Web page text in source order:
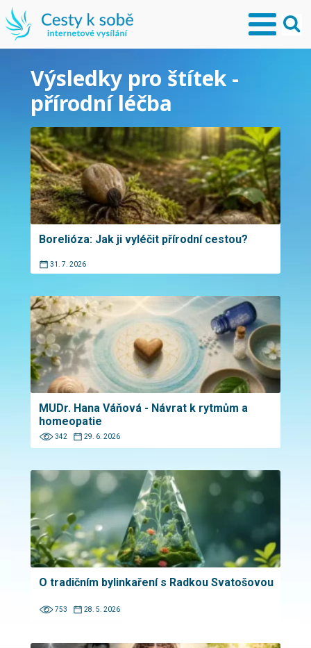
Výsledky pro štítek -
přírodní léčba
Borelióza: Jak ji vyléčit přírodní cestou?
31. 7. 2026
MUDr. Hana Váňová - Návrat k rytmům a
homeopatie
342 29. 6. 2026
O tradičním bylinkaření s Radkou Svatošovou
753 28. 5. 2026